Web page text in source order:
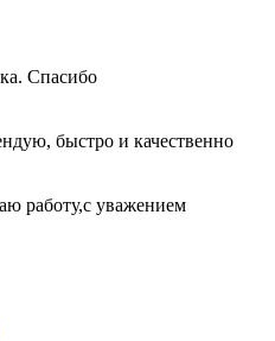
Спасибо
быстро и качественно
работу,с уважением